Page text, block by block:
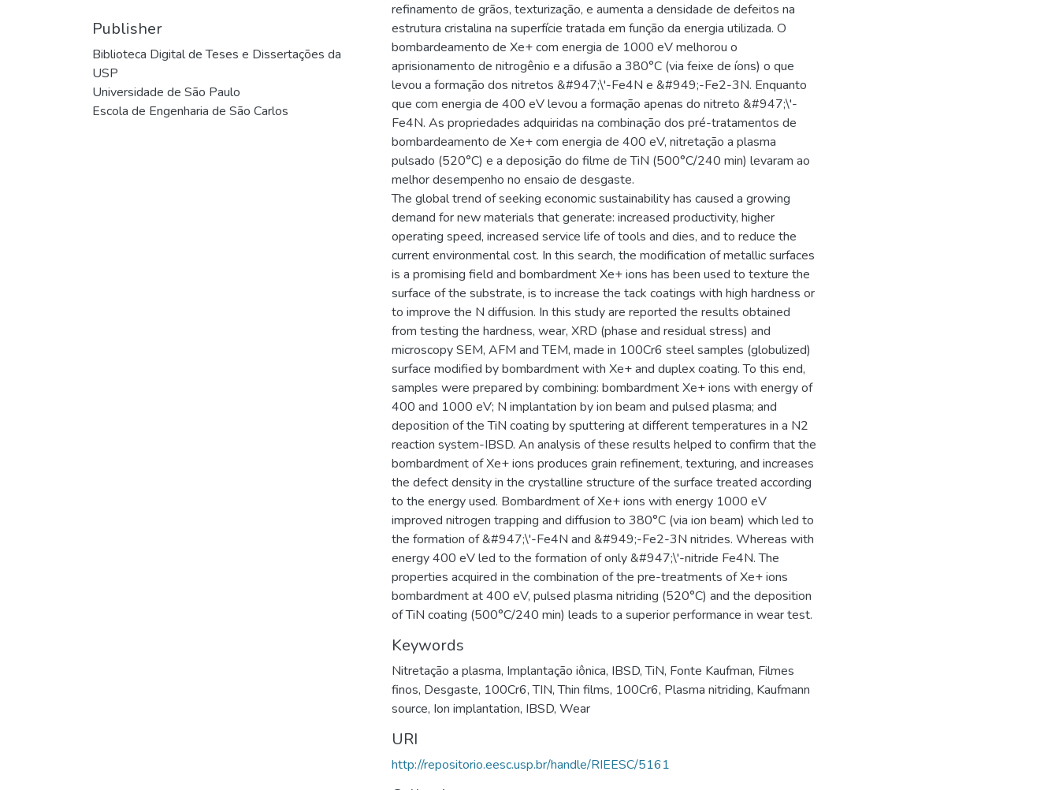
Publisher
Biblioteca Digital de Teses e Dissertações da
USP
Universidade de São Paulo
Escola de Engenharia de São Carlos
refinamento de grãos, texturização, e aumenta a densidade de defeitos na
estrutura cristalina na superfície tratada em função da energia utilizada. O
bombardeamento de Xe+ com energia de 1000 eV melhorou o
aprisionamento de nitrogênio e a difusão a 380°C (via feixe de íons) o que
levou a formação dos nitretos &#947;\'-Fe4N e &#949;-Fe2-3N. Enquanto
que com energia de 400 eV levou a formação apenas do nitreto &#947;\'-
Fe4N. As propriedades adquiridas na combinação dos pré-tratamentos de
bombardeamento de Xe+ com energia de 400 eV, nitretação a plasma
pulsado (520°C) e a deposição do filme de TiN (500°C/240 min) levaram ao
melhor desempenho no ensaio de desgaste.
The global trend of seeking economic sustainability has caused a growing
demand for new materials that generate: increased productivity, higher
operating speed, increased service life of tools and dies, and to reduce the
current environmental cost. In this search, the modification of metallic surfaces
is a promising field and bombardment Xe+ ions has been used to texture the
surface of the substrate, is to increase the tack coatings with high hardness or
to improve the N diffusion. In this study are reported the results obtained
from testing the hardness, wear, XRD (phase and residual stress) and
microscopy SEM, AFM and TEM, made in 100Cr6 steel samples (globulized)
surface modified by bombardment with Xe+ and duplex coating. To this end,
samples were prepared by combining: bombardment Xe+ ions with energy of
400 and 1000 eV; N implantation by ion beam and pulsed plasma; and
deposition of the TiN coating by sputtering at different temperatures in a N2
reaction system-IBSD. An analysis of these results helped to confirm that the
bombardment of Xe+ ions produces grain refinement, texturing, and increases
the defect density in the crystalline structure of the surface treated according
to the energy used. Bombardment of Xe+ ions with energy 1000 eV
improved nitrogen trapping and diffusion to 380°C (via ion beam) which led to
the formation of &#947;\'-Fe4N and &#949;-Fe2-3N nitrides. Whereas with
energy 400 eV led to the formation of only &#947;\'-nitride Fe4N. The
properties acquired in the combination of the pre-treatments of Xe+ ions
bombardment at 400 eV, pulsed plasma nitriding (520°C) and the deposition
of TiN coating (500°C/240 min) leads to a superior performance in wear test.
Keywords
Nitretação a plasma, Implantação iônica, IBSD,TiN, Fonte Kaufman, Filmes
finos, Desgaste, 100Cr6,TIN,Thin films, 100Cr6, Plasma nitriding, Kaufmann
source, Ion implantation, IBSD, Wear
URI
http://repositorio.eesc.usp.br/handle/RIEESC/5161